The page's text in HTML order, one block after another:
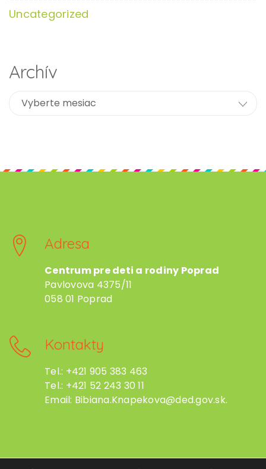
Uncategorized
Archív
Adresa
Centrum pre deti a rodiny Poprad
Pavlovova 4375/11
058 01 Poprad
Kontakty
Tel.: +421 905 383 463
Tel.: +421 52 243 30 11
Email: Bibiana.Knapekova@ded.gov.sk.